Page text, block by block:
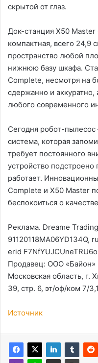
скрытой от глаз.
Док-станция X50
компактная, всего 24,9
пространство любой
нижнюю базу шкафа.
Complete, несмотря на
сдержанно и аккуратно,
любого современного
Сегодня робот-
система, которая
требует постоянного
устройство
работает.
Complete и X50 Master
беспокоиться о
Реклама. Dreame
91120118MA06YD134Q,
erid
Продавец: ООО «Байон»
Московская область, г.
39, стр. 6, эт/оф/ком 7/
Источник